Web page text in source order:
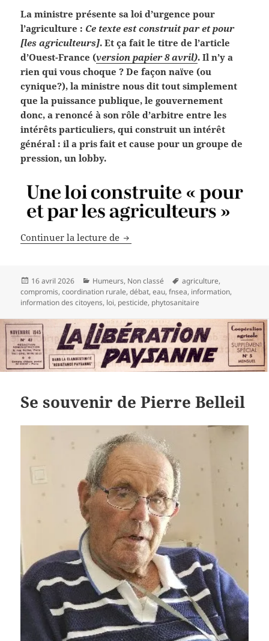
La ministre présente sa loi d’urgence pour
l’agriculture : Ce texte est construit par et pour
[les agriculteurs]. Et ça fait le titre de l’article
d’Ouest-France (version papier 8 avril). Il n’y a
rien qui vous choque ? De façon naïve (ou
cynique?), la ministre nous dit tout simplement
que la puissance publique, le gouvernement
donc, a renoncé à son rôle d’arbitre entre les
intérêts particuliers, qui construit un intérêt
général : il a pris fait et cause pour un groupe de
pression, un lobby.
Continuer la lecture de Qui fait la loi ?
Publié
le
16 avril 2026 Catégories
Humeurs, Non classé
Mots-
clés
agriculture,
compromis,coordination rurale,débat,eau,fnsea, information,
information des citoyens, loi, pesticide, phytosanitaire
Se souvenir de Pierre Belleil